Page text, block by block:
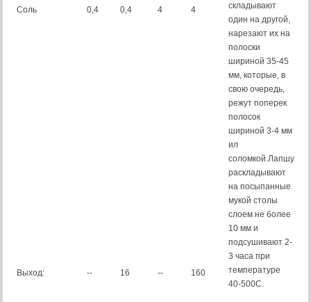
складывают
один на другой,
нарезают их на
полоски
шириной 35-45
мм, которые, в
свою очередь,
режут поперек
полосок
шириной 3-4 мм
ил
соломкой.Лапшу
раскладывают
на посыпанные
мукой столы
слоем не более
10 мм и
подсушивают 2-
3 часа при
температуре
40-500С.
Соль 0,4 0,4 4 4
Выход: -- 16 -- 160